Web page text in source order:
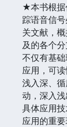
★本书根据
踪语音信
关文献，
及的各个
不仅有基
应用，可
浅入深、
动，深入
具体应用
应用的重要